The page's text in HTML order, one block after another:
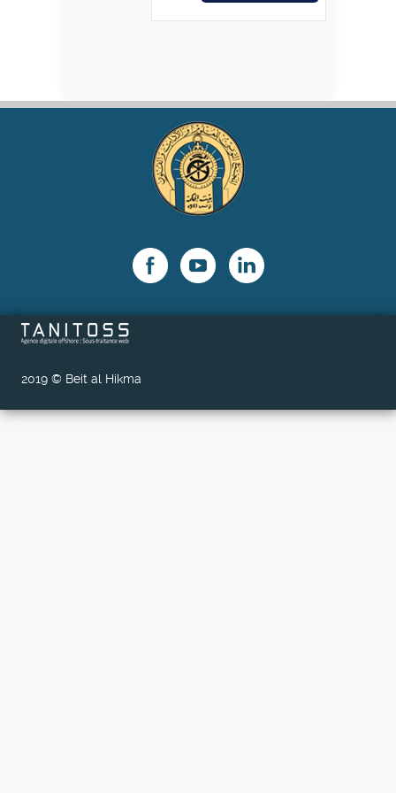
2019 © Beit al Hikma